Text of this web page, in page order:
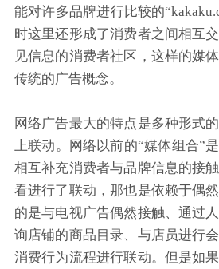
能对许多品牌进行比较的
时这里还形成了消费者之间相互
见信息的消费者社区，这样的媒
传统的广告概念。
网络广告最大的特点是多种形式
上联动。网络以前的“媒体组合”
相互补充消费者与品牌信息的接
看进行了联动，那也是依赖于偶
的是与电视广告偶然接触、通过
询店铺的商品目录、与店员进行
消费行为流程进行联动。但是如